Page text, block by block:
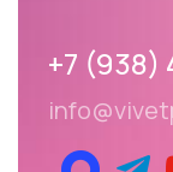
+7 (938)